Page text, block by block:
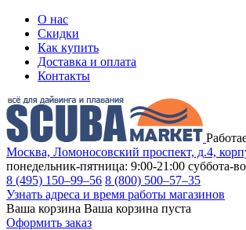
О нас
Скидки
Как купить
Доставка и оплата
Контакты
Москва, Ломоносовский проспект, д.4,
понедельник-пятница: 9:00-21:00 суббота-
8 (495) 150–99–56 8 (800) 500–57–35
Узнать адреса и время работы магазинов
Ваша корзина Ваша корзина пуста
Оформить заказ